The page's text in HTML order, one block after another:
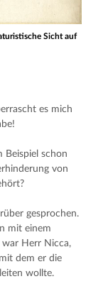
Sicht auf
es mich
Beispiel schon
von
gesprochen.
mit einem
war Herr Nicca,
dem er die
wollte.